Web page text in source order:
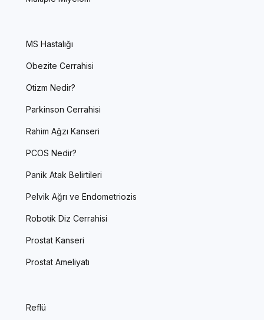
MS Hastalığı
Obezite Cerrahisi
Otizm Nedir?
Parkinson Cerrahisi
Rahim Ağzı Kanseri
PCOS Nedir?
Panik Atak Belirtileri
Pelvik Ağrı ve Endometriozis
Robotik Diz Cerrahisi
Prostat Kanseri
Prostat Ameliyatı
Reflü